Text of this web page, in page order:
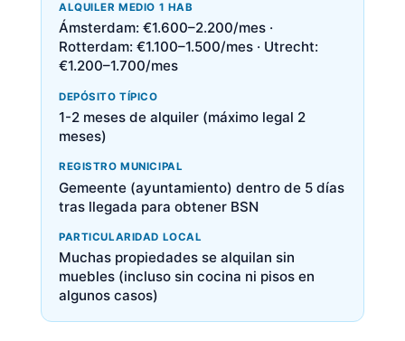
ALQUILER MEDIO 1 HAB
Ámsterdam: €1.600–2.200/mes ·
Rotterdam: €1.100–1.500/mes · Utrecht:
€1.200–1.700/mes
DEPÓSITO TÍPICO
1-2 meses de alquiler (máximo legal 2
meses)
REGISTRO MUNICIPAL
Gemeente (ayuntamiento) dentro de 5 días
tras llegada para obtener BSN
PARTICULARIDAD LOCAL
Muchas propiedades se alquilan sin
muebles (incluso sin cocina ni pisos en
algunos casos)